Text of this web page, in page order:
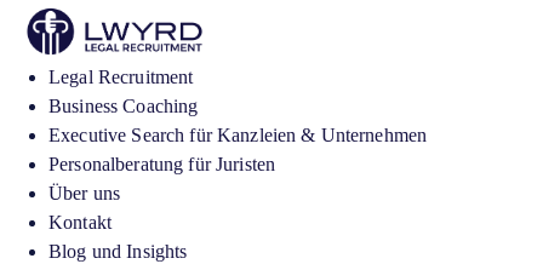
Legal Recruitment
Business Coaching
Executive Search für Kanzleien & Unternehmen
Personalberatung für Juristen
Über uns
Kontakt
Blog und Insights